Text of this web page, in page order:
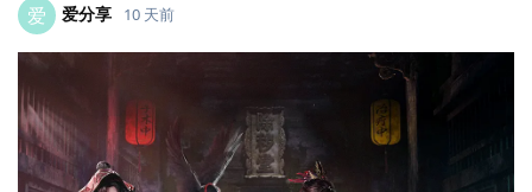
爱 爱分享 10 天前